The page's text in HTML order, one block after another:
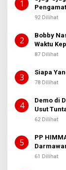
1
92 Dilihat
2
Bobby
Waktu
87 Dilihat
3 Siapa
78 Dilihat
4
Demo di
Usut
62 Dilihat
5
PP
61 Dilihat